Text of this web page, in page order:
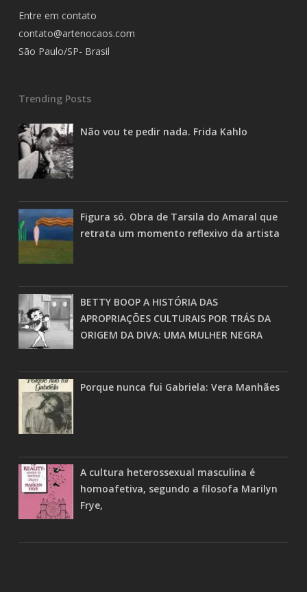
Entre em contato
contato@artenocaos.com
São Paulo/SP- Brasil
Trending Posts
Não vou te pedir nada. Frida Kahlo
Figura só. Obra de Tarsila do Amaral que
retrata um momento reflexivo da artista
BETTY BOOP A HISTÓRIA DAS
APROPRIAÇÕES CULTURAIS POR TRÁS DA
ORIGEM DA DIVA: UMA MULHER NEGRA
Porque nunca fui Gabriela: Vera Manhães
A cultura heterossexual masculina é
homoafetiva, segundo a filosofa Marilyn
Frye,